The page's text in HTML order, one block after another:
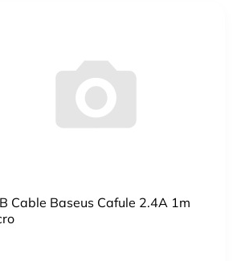
Cable Baseus Cafule 2.4A 1m